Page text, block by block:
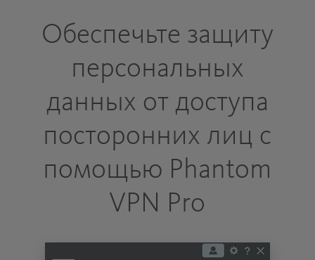
Обеспечьте защиту
персональных
данных от доступа
посторонних лиц с
помощью Phantom
VPN Pro